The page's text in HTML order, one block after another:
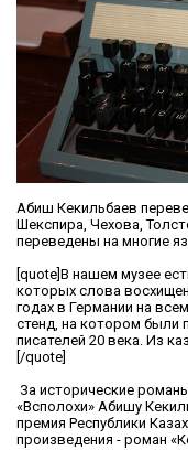
Абиш Кекильбаев
Шекспира, Чехова,
переведены на многие
[quote]В нашем музее
которых слова
годах в Германии на
стенд, на котором были
писателей 20 века. Из
[/quote]
За исторические
«Всполохи» Абишу
премия Республики
произведения - роман